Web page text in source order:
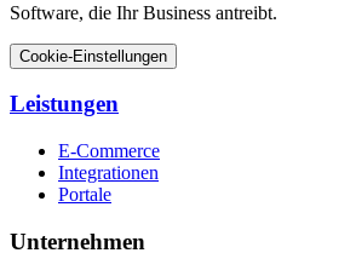
Software, die Ihr Business antreibt.
Cookie-Einstellungen
Leistungen
E-Commerce
Integrationen
Portale
Unternehmen